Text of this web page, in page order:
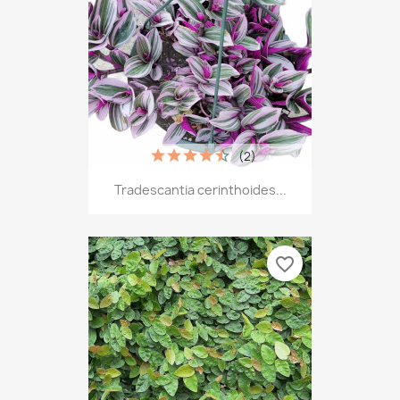
Tradescantia cerinthoides...
(2)
favorite_border